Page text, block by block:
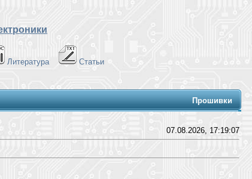
Литература Статьи
Прошивки
07.08.2026, 17:19:07